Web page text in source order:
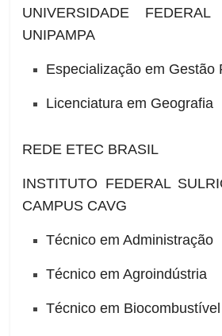
UNIVERSIDADE
UNIPAMPA
Especialização em Gestão
Licenciatura em Geografia
REDE ETEC BRASIL
INSTITUTO FEDERAL
CAMPUS CAVG
Técnico em Administração
Técnico em Agroindústria
Técnico em Biocombustível